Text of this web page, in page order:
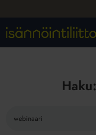
Haku:
Hae